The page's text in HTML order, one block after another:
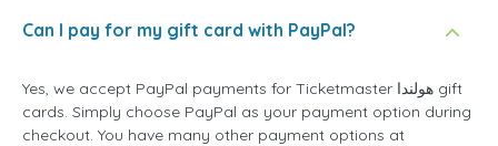
Can I pay for my gift card with PayPal?
Yes, we accept PayPal payments for Ticketmaster هولندا gift
cards. Simply choose PayPal as your payment option during
checkout. You have many other payment options at